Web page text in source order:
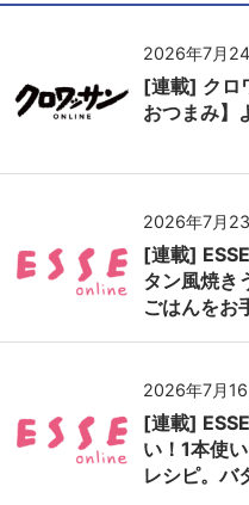
2026年7月24
[連載] クロ
おつまみ】
2026年7月23
[連載]
タン風焼き
ごはんをお
2026年7月16
[連載]
い！1本使
レシピ。バ